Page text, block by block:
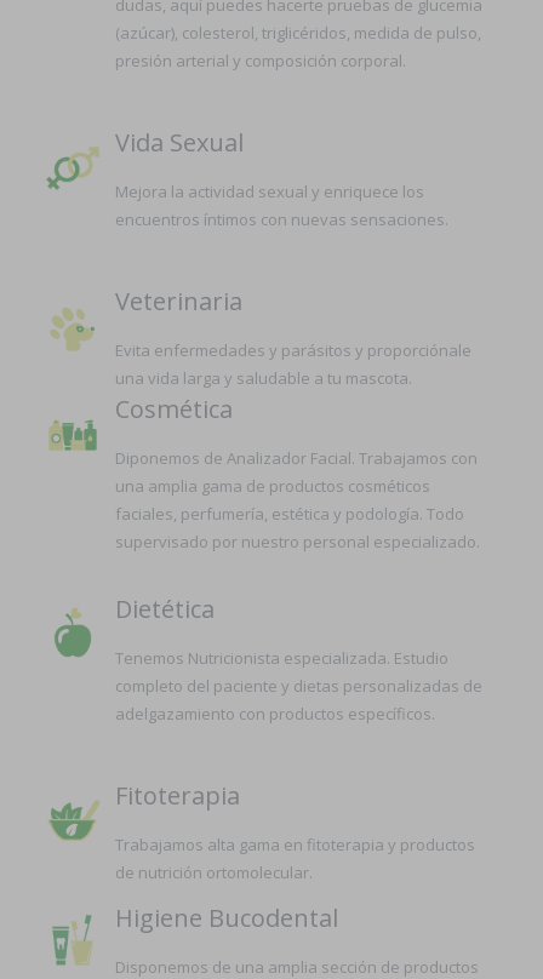
(azúcar), colesterol, triglicéridos, medida de pulso,
presión arterial y composición corporal.
Vida Sexual
Mejora la actividad sexual y enriquece los
encuentros íntimos con nuevas sensaciones.
Veterinaria
Evita enfermedades y parásitos y proporciónale
una vida larga y saludable a tu mascota.
Cosmética
Diponemos de Analizador Facial. Trabajamos con
una amplia gama de productos cosméticos
faciales, perfumería, estética y podología. Todo
supervisado por nuestro personal especializado.
Dietética
Tenemos Nutricionista especializada. Estudio
completo del paciente y dietas personalizadas de
adelgazamiento con productos específicos.
Fitoterapia
Trabajamos alta gama en fitoterapia y productos
de nutrición ortomolecular.
Higiene Bucodental
Disponemos de una amplia sección de productos